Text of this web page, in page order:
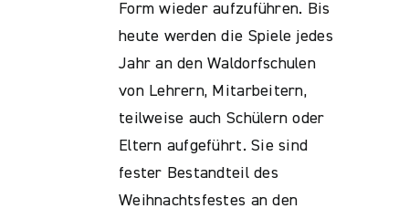
Form wieder aufzuführen. Bis
heute werden die Spiele jedes
Jahr an den Waldorfschulen
von Lehrern, Mitarbeitern,
teilweise auch Schülern oder
Eltern aufgeführt. Sie sind
fester Bestandteil des
Weihnachtsfestes an den